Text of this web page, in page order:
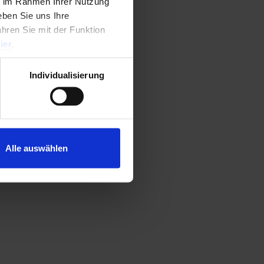
Sie uns Ihre
Sie mit der Funktion
Individualisierung
Alle auswählen
an.
von 5